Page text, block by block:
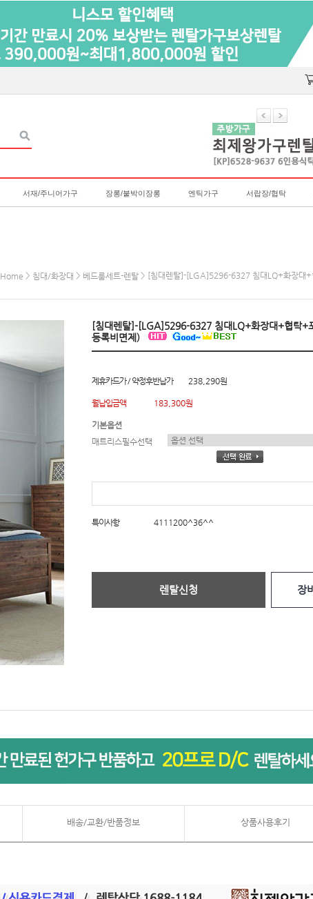
서재/주니어가구 장롱/붙박이장롱 엔틱가구 서랍장/협탁
Home > 침대/화장대 > 베드룸세트-렌탈 > [침대렌탈]-[LGA]5296-6327 침대LQ+화장대+
[침대렌탈]-[LGA]5296-6327 침대LQ+화장대+협탁
등록비면제)
제휴카드가 / 약정후반납가 238,290원
월납입금액 183,300원
기본옵션
매트리스필수선택
특이사항 4111200^36^^
렌탈신청 장
배송/교환/반품정보 상품사용후기